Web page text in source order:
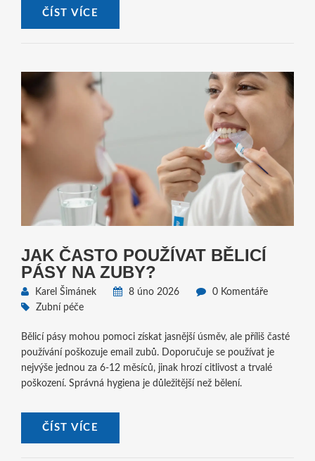
ČÍST VÍCE
JAK ČASTO POUŽÍVAT BĚLICÍ
PÁSY NA ZUBY?
Karel Šimánek 8 úno 2026
0 Komentáře
Zubní péče
Bělicí pásy mohou pomoci získat jasnější úsměv, ale příliš časté
používání poškozuje email zubů. Doporučuje se používat je
nejvýše jednou za 6-12 měsíců, jinak hrozí citlivost a trvalé
poškození. Správná hygiena je důležitější než bělení.
ČÍST VÍCE